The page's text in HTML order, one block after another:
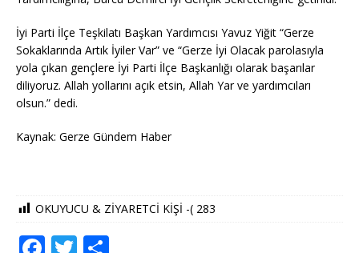
İyi Parti İlçe Teşkilatı Başkan Yardımcısı Yavuz Yiğit “Gerze
Sokaklarında Artık İyiler Var” ve “Gerze İyi Olacak parolasıyla
yola çıkan gençlere İyi Parti İlçe Başkanlığı olarak başarılar
diliyoruz. Allah yollarını açık etsin, Allah Yar ve yardımcıları
olsun.” dedi.
Kaynak: Gerze Gündem Haber
OKUYUCU & ZİYARETCİ KİŞİ -( 283